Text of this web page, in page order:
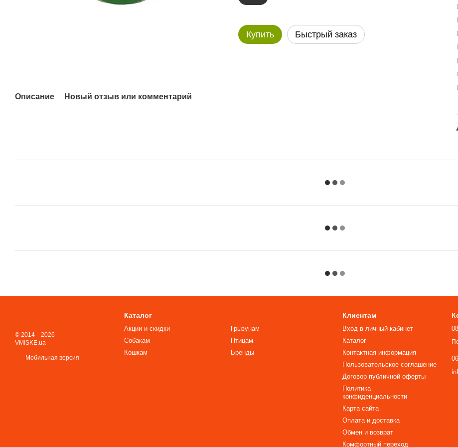
Купить Быстрый заказ
Описание Новый отзыв или комментарий
© 2014—2026
VMISKE.ua
Мобильная версия
Каталог
Акции и скидки
Собакам
Кошкам
Грызунам
Птицам
Бренды
Клиентам
Вход в личный кабинет
Каталог
Контактная информация
Пользовательское соглашение
Договор публичной оферты
Политика
конфиденциальности
Карта сайта
Оплата и доставка
Обмен и возврат
Комфортный переход